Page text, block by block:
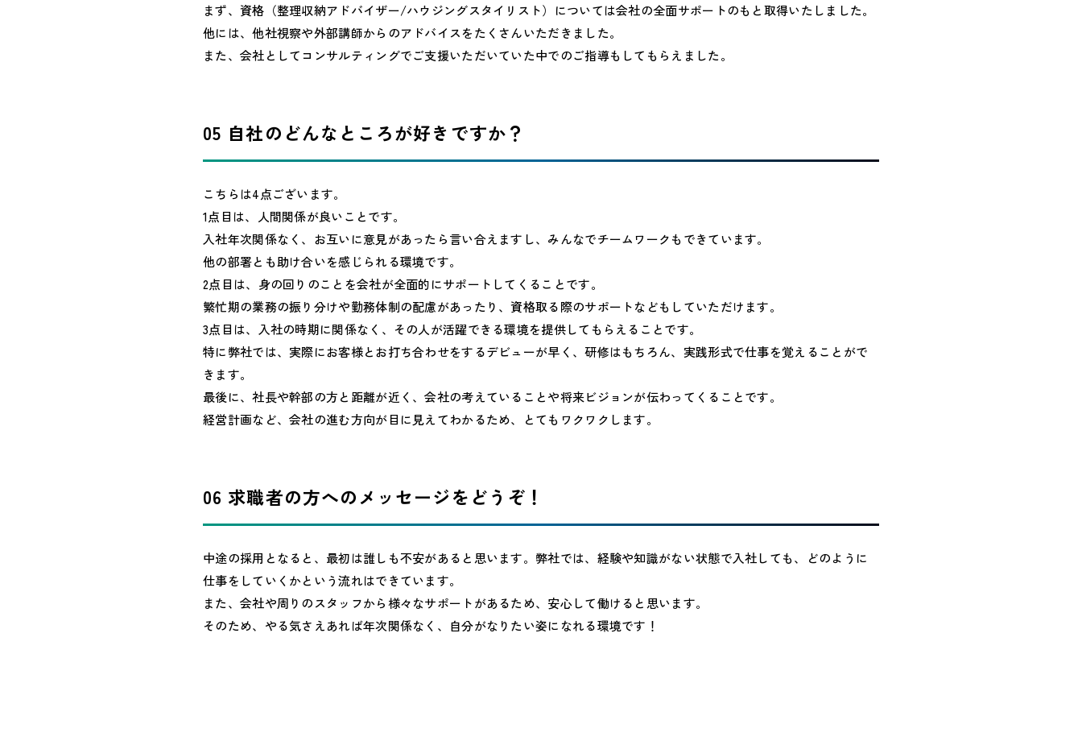
まず、資格（整理収納アドバイザー/ハウジングスタイリスト）については会社の全面サポートのもと取得いたしました。
他には、他社視察や外部講師からのアドバイスをたくさんいただきました。
また、会社としてコンサルティングでご支援いただいていた中でのご指導もしてもらえました。
05 自社のどんなところが好きですか？
こちらは4点ございます。
1点目は、人間関係が良いことです。
入社年次関係なく、お互いに意見があったら言い合えますし、みんなでチームワークもできています。
他の部署とも助け合いを感じられる環境です。
2点目は、身の回りのことを会社が全面的にサポートしてくることです。
繁忙期の業務の振り分けや勤務体制の配慮があったり、資格取る際のサポートなどもしていただけます。
3点目は、入社の時期に関係なく、その人が活躍できる環境を提供してもらえることです。
特に弊社では、実際にお客様とお打ち合わせをするデビューが早く、研修はもちろん、実践形式で仕事を覚えることがで
きます。
最後に、社長や幹部の方と距離が近く、会社の考えていることや将来ビジョンが伝わってくることです。
経営計画など、会社の進む方向が目に見えてわかるため、とてもワクワクします。
06 求職者の方へのメッセージをどうぞ！
中途の採用となると、最初は誰しも不安があると思います。弊社では、経験や知識がない状態で入社しても、どのように
仕事をしていくかという流れはできています。
また、会社や周りのスタッフから様々なサポートがあるため、安心して働けると思います。
そのため、やる気さえあれば年次関係なく、自分がなりたい姿になれる環境です！